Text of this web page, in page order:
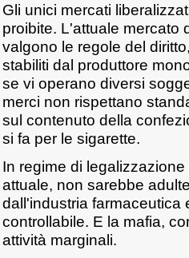
Gli unici mercati
proibite. L'attuale mercato
valgono le regole del
stabiliti dal produttore
se vi operano diversi
merci non rispettano
sul contenuto della
si fa per le sigarette.
In regime di
attuale, non sarebbe
dall'industria farmaceutica
controllabile. E la mafia,
attività marginali.